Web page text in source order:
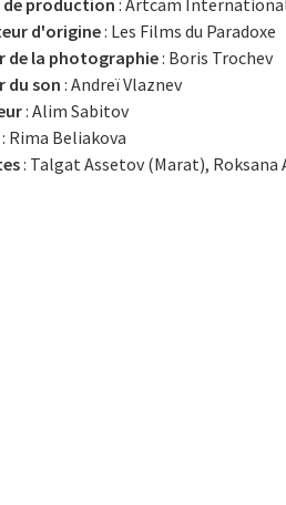
d'origine: Les Films du Paradoxe
de la photographie: Boris Trochev
du son : Andreï Vlaznev
: Alim Sabitov
: Rima Beliakova
: Talgat Assetov (Marat), Roksana